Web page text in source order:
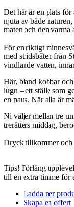
Det här är en plats för
njuta av både naturen,
maten och den varma
För en riktigt
med stridsbåten från
vindlande vatten,
Här, bland kobbar
lugn – ett ställe som
en paus. När alla är
Ni väljer mellan tre
trerätters middag,
Dryck tillkommer och
Tips! Förläng
till en extra timme för
Ladda ner
Skapa en offert